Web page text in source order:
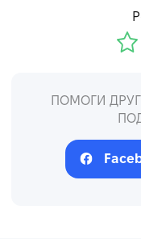
ПОМОГИ ДРУГУ